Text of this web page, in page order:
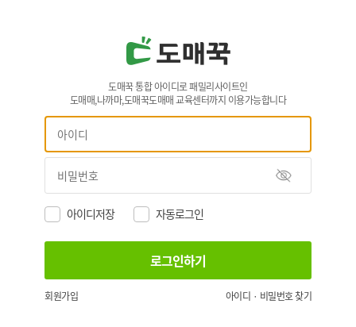
도매꾹 통합 아이디로 패밀리사이트인
도매매,나까마,도매꾹도매매 교육센터까지 이용가능합니다
아이디저장 자동로그인
회원가입 아이디 · 비밀번호 찾기